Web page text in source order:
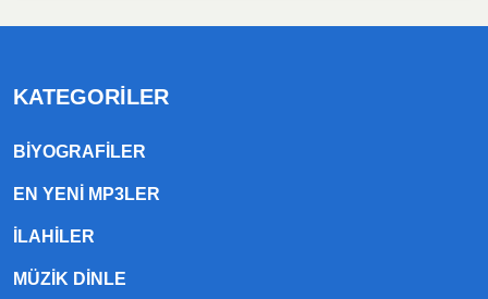
KATEGORILER
BIYOGRAFILER
EN YENI MP3LER
ILAHILER
MÜZIK DINLE